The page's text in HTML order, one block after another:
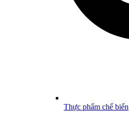
Thực phẩm chế biến